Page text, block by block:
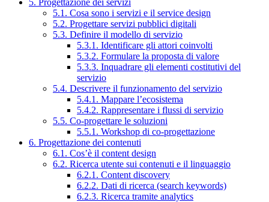
5. Progettazione dei servizi
5.1. Cosa sono i servizi e il service design
5.2. Progettare servizi pubblici digitali
5.3. Definire il modello di servizio
5.3.1. Identificare gli attori coinvolti
5.3.2. Formulare la proposta di valore
5.3.3. Inquadrare gli elementi costitutivi del
servizio
5.4. Descrivere il funzionamento del servizio
5.4.1. Mappare l’ecosistema
5.4.2. Rappresentare i flussi di servizio
5.5. Co-progettare le soluzioni
5.5.1. Workshop di co-progettazione
6. Progettazione dei contenuti
6.1. Cos’è il content design
6.2. Ricerca utente sui contenuti e il linguaggio
6.2.1. Content discovery
6.2.2. Dati di ricerca (search keywords)
6.2.3. Ricerca tramite analytics